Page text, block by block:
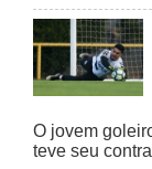
O jovem
teve seu